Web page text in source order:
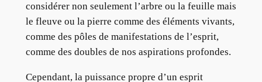
considérer non seulement l’arbre ou la feuille mais
le fleuve ou la pierre comme des éléments vivants,
comme des pôles de manifestations de l’esprit,
comme des doubles de nos aspirations profondes.
Cependant, la puissance propre d’un esprit